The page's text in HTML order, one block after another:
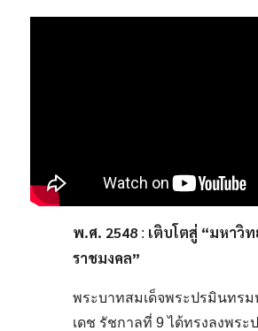
พ.ศ. 2548 : เติบโตสู่ “มหาวิ
ราชมงคล”
พระบาทสมเด็จพระปรมินทร
เดช รัชกาลที่ 9 ได้ทรงลงพระ